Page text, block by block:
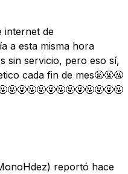
internet de
a esta misma hora
sin servicio, pero eso sí,
cada fin de mes🤬🤬🤬
reportó hace